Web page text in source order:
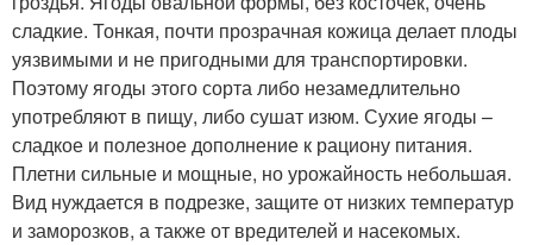
сладкие. Тонкая, почти прозрачная кожица делает плоды
уязвимыми и не пригодными для транспортировки.
Поэтому ягоды этого сорта либо незамедлительно
употребляют в пищу, либо сушат изюм. Сухие ягоды –
сладкое и полезное дополнение к рациону питания.
Плетни сильные и мощные, но урожайность небольшая.
Вид нуждается в подрезке, защите от низких температур
и заморозков, а также от вредителей и насекомых.